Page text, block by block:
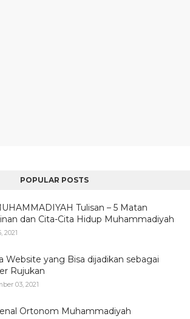
POPULAR POSTS
Tulisan – 5 Matan
dan Cita-Cita Hidup Muhammadiyah
2021
Website yang Bisa dijadikan sebagai
Rujukan
03, 2021
Ortonom Muhammadiyah